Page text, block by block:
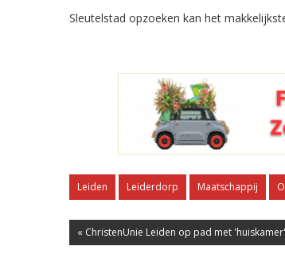
Sleutelstad opzoeken kan het
Leiden Leiderdorp Maatschappij
« ChristenUnie Leiden op pad met 'huiskamer'